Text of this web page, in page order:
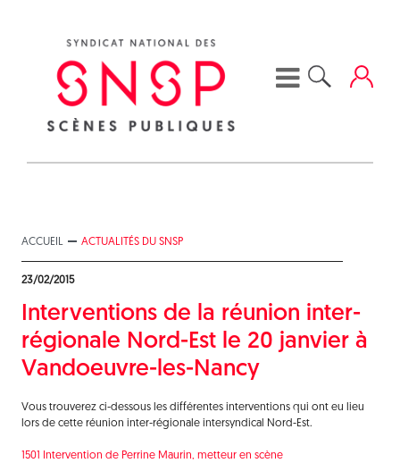
ACCUEIL ACTUALITÉS DU SNSP
23/02/2015
Interventions de la réunion inter-
régionale Nord-Est le 20 janvier à
Vandoeuvre-les-Nancy
Vous trouverez ci-dessous les différentes interventions qui ont eu lieu
lors de cette réunion inter-régionale intersyndical Nord-Est.
1501 Intervention de Perrine Maurin, metteur en scène